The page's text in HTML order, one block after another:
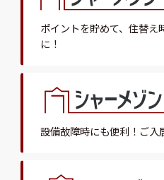
ポイントを貯めて、 住替え
に！
設備故障時にも便利！ ご入